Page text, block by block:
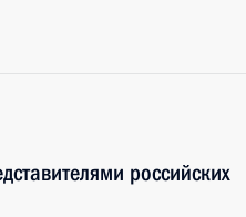
российских